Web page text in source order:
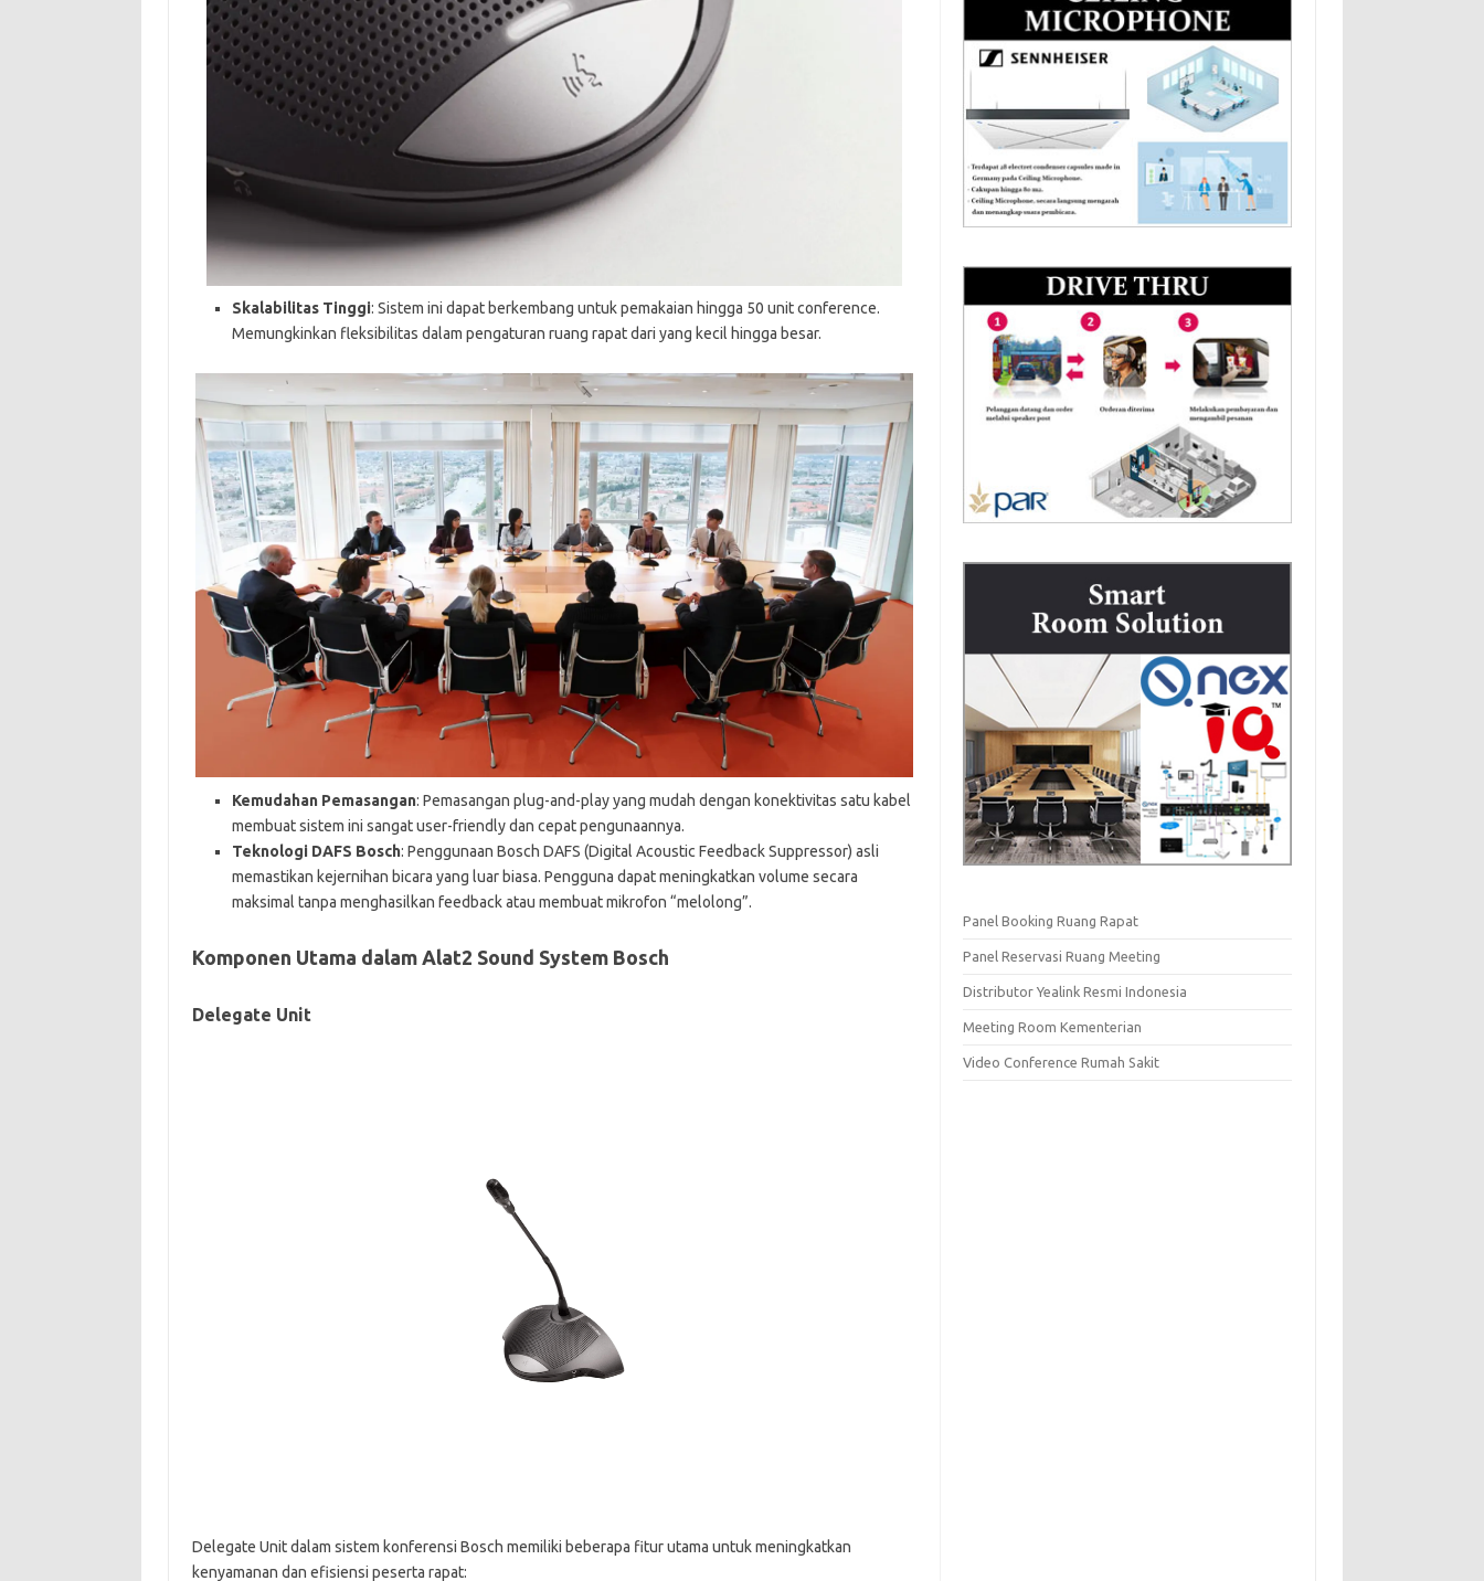
Skalabilitas Tinggi: Sistem ini dapat berkembang untuk pemakaian hingga 50 unit conference.
Memungkinkan fleksibilitas dalam pengaturan ruang rapat dari yang kecil hingga besar.
Kemudahan Pemasangan: Pemasangan plug-and-play yang mudah dengan konektivitas satu kabel
membuat sistem ini sangat user-friendly dan cepat pengunaannya.
Teknologi DAFS Bosch: Penggunaan Bosch DAFS (Digital Acoustic Feedback Suppressor) asli
memastikan kejernihan bicara yang luar biasa. Pengguna dapat meningkatkan volume secara
maksimal tanpa menghasilkan feedback atau membuat mikrofon “melolong”.
Komponen Utama dalam Alat2 Sound System Bosch
Delegate Unit
Delegate Unit dalam sistem konferensi Bosch memiliki beberapa fitur utama untuk meningkatkan
kenyamanan dan efisiensi peserta rapat:
Panel Booking Ruang Rapat
Panel Reservasi Ruang Meeting
Distributor Yealink Resmi Indonesia
Meeting Room Kementerian
Video Conference Rumah Sakit